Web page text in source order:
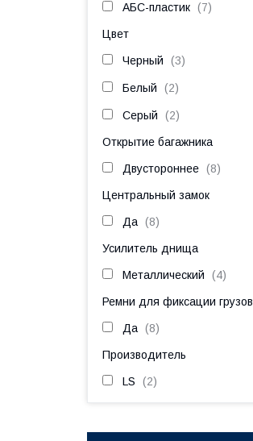
АБС-пластик 7
Цвет
Черный 3
Белый 2
Серый 2
Открытие багажника
Двустороннее 8
Центральный замок
Да 8
Усилитель днища
Металлический 4
Ремни для фиксации грузов
Да 8
Производитель
LS 2